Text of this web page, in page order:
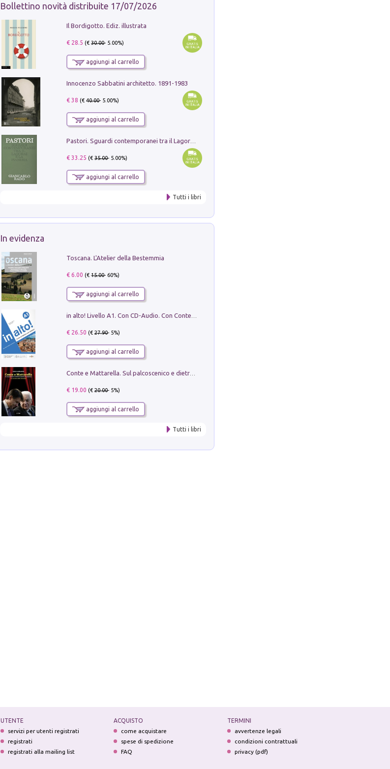
Bollettino novità distribuite 17/07/2026
Il Bordigotto. Ediz. illustrata
€ 28.5 (€30.00- 5.00%)
aggiungi al carrello
Innocenzo Sabbatini architetto. 1891-1983
€ 38 (€40.00- 5.00%)
aggiungi al carrello
€ 33.25 (€35.00- 5.00%)
aggiungi al carrello
Tutti i libri
In evidenza
Toscana. L'Atelier della Bestemmia
€ 6.00 (€15.00- 60%)
aggiungi al carrello
€ 26.50 (€27.90- 5%)
aggiungi al carrello
€ 19.00 (€20.00- 5%)
aggiungi al carrello
Tutti i libri
UTENTE
servizi per utenti registrati
registrati
registrati alla mailing list
ACQUISTO
come acquistare
spese di spedizione
FAQ
TERMINI
avvertenze legali
condizioni contrattuali
privacy (pdf)